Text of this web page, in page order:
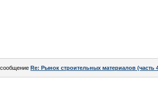
Re: Рынок строительных материалов (часть